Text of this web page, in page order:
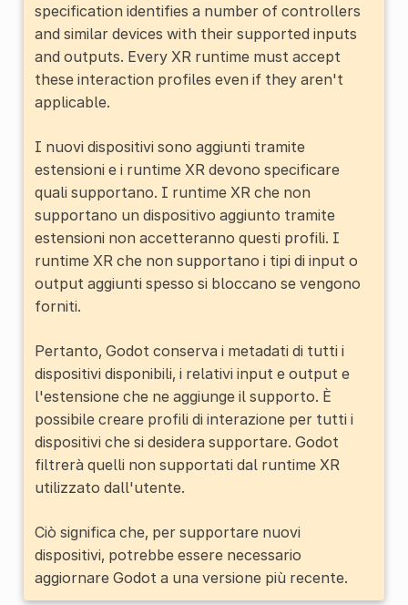
specification identifies a number of controllers
and similar devices with their supported inputs
and outputs. Every XR runtime must accept
these interaction profiles even if they aren't
applicable.
I nuovi dispositivi sono aggiunti tramite
estensioni e i runtime XR devono specificare
quali supportano. I runtime XR che non
supportano un dispositivo aggiunto tramite
estensioni non accetteranno questi profili. I
runtime XR che non supportano i tipi di input o
output aggiunti spesso si bloccano se vengono
forniti.
Pertanto, Godot conserva i metadati di tutti i
dispositivi disponibili, i relativi input e output e
l'estensione che ne aggiunge il supporto. È
possibile creare profili di interazione per tutti i
dispositivi che si desidera supportare. Godot
filtrerà quelli non supportati dal runtime XR
utilizzato dall'utente.
Ciò significa che, per supportare nuovi
dispositivi, potrebbe essere necessario
aggiornare Godot a una versione più recente.